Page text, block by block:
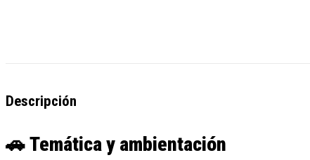
Descripción
🚗Temática y ambientación